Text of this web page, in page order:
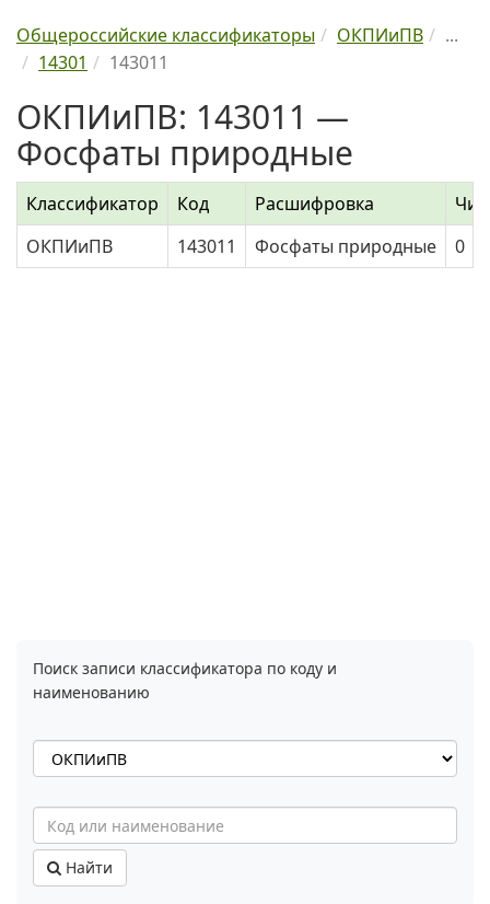
Общероссийские классификаторы ОКПИиПВ
...
14301
143011
ОКПИиПВ: 143011 —
Фосфаты природные
Классификатор Код Расшифровка
ОКПИиПВ
143011 Фосфаты природные 0
Поиск записи классификатора по коду и
наименованию
Найти